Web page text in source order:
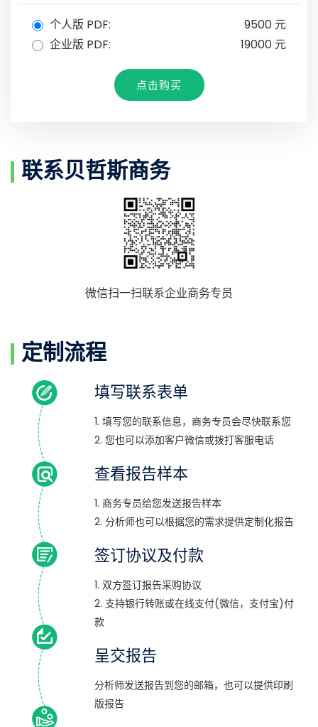
个人版 PDF:
9500 元
企业版 PDF:
19000 元
点击购买
联系贝哲斯商务
微信扫一扫联系企业商务专员
定制流程
填写联系表单
1. 填写您的联系信息，商务专员会尽快联系您
2. 您也可以添加客户微信或拨打客服电话
查看报告样本
1. 商务专员给您发送报告样本
2. 分析师也可以根据您的需求提供定制化报告
签订协议及付款
1. 双方签订报告采购协议
2. 支持银行转账或在线支付(微信，支付宝)付
款
呈交报告
分析师发送报告到您的邮箱，也可以提供印刷
版报告